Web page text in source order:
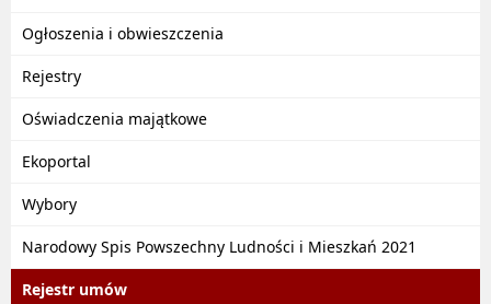
Ogłoszenia i obwieszczenia
Rejestry
Oświadczenia majątkowe
Ekoportal
Wybory
Narodowy Spis Powszechny Ludności i Mieszkań 2021
Rejestr umów